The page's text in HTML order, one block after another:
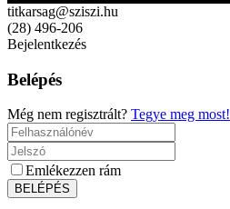
titkarsag@sziszi.hu
(28) 496-206
Bejelentkezés
Belépés
Még nem regisztrált? Tegye meg most!
Emlékezzen rám